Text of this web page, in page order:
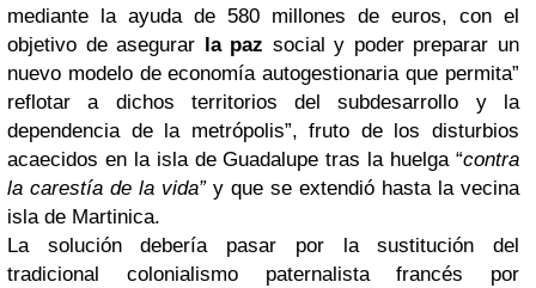
mediante la ayuda de 580 millones de euros, con el
objetivo de asegurar la paz social y poder preparar un
nuevo modelo de economía autogestionaria que permita”
reflotar a dichos territorios del subdesarrollo y la
dependencia de la metrópolis”, fruto de los disturbios
acaecidos en la isla de Guadalupe tras la huelga “contra
la carestía de la vida”y que se extendió hasta la vecina
isla de Martinica.
La solución debería pasar por la sustitución del
tradicional colonialismo paternalista francés por